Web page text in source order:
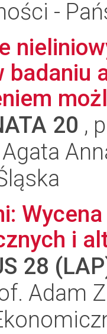
-
badaniu
20 ,
i
28
Adam